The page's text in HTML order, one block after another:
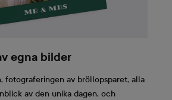
egna bilder
fotograferingen av bröllopsparet, alla
av den unika dagen, och